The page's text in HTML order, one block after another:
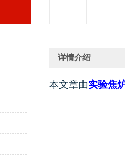
详情介绍
本文章由实验焦